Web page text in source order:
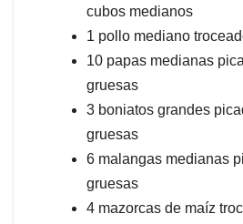
cubos medianos
1 pollo mediano
10 papas medianas
gruesas
3 boniatos grandes
gruesas
6 malangas medianas
gruesas
4 mazorcas de maíz